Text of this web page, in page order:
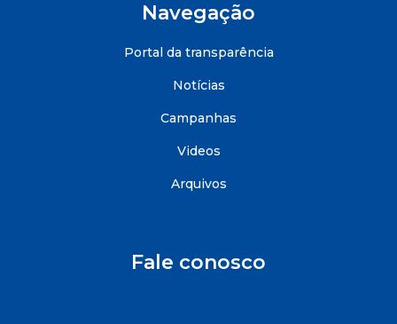
Navegação
Portal da transparência
Notícias
Campanhas
Videos
Arquivos
Fale conosco